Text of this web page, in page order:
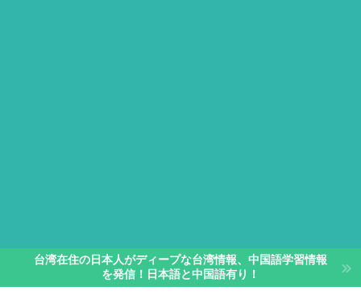
台湾在住の日本人がディープな台湾情報、中国語学習情報
を発信！日本語と中国語有り！